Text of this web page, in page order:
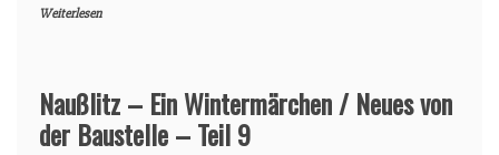
Weiterlesen
Naußlitz – Ein Wintermärchen / Neues von
der Baustelle – Teil 9